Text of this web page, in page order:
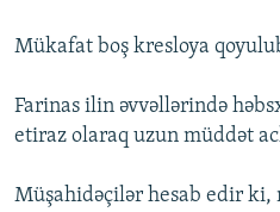
KARIKATURA
İSLAM VƏ DEMOKRATIYA
İZ - MƏDƏNIYYƏT PROQRAMI
PEŞƏ ETIKASI VƏ JURNALISTIKA
MATERIALLARIMIZDAN ISTIFADƏ
AZADLIQRADIOSU MOBIL
BIZIMLƏ ƏLAQƏ
BIZI IZLƏ
RFE/RL-in bütün saytları
Mükafat boş kresloya
Farinas ilin əvvəllərində
etiraz olaraq uzun müddət
Müşahidəçilər hesab edir ki,